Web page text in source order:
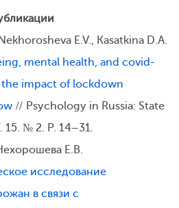
E.V., Kasatkina D.A.
mental health, and covid-
impact of lockdown
// Psychology in Russia: State
15. № 2. P. 14–31.
Е.В.
исследование
в связи с